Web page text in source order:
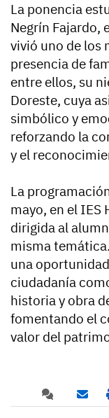
La ponencia
Negrín Fajardo,
vivió uno de los
presencia de
entre ellos, su
Doreste, cuya
simbólico y
reforzando la
y el
La
mayo, en el IES
dirigida al
misma
una
ciudadanía
historia y obra
fomentando el
valor del